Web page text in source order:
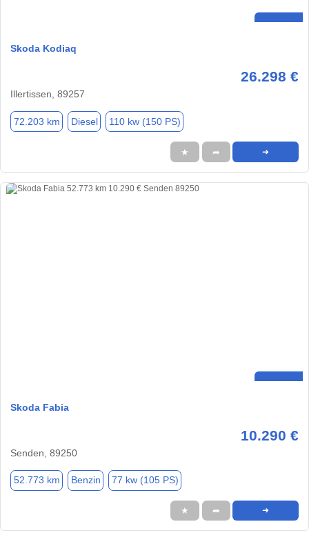
Skoda Kodiaq
26.298 €
Illertissen, 89257
72.203 km Diesel 110 kw (150 PS)
★ ➦ ➜
Skoda Fabia
10.290 €
Senden, 89250
52.773 km Benzin 77 kw (105 PS)
★ ➦ ➜